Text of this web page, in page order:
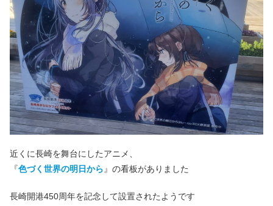
近くに長崎を舞台にしたアニメ、
『色づく世界の明日から』の看板がありました
長崎開港450周年を記念して設置されたようです